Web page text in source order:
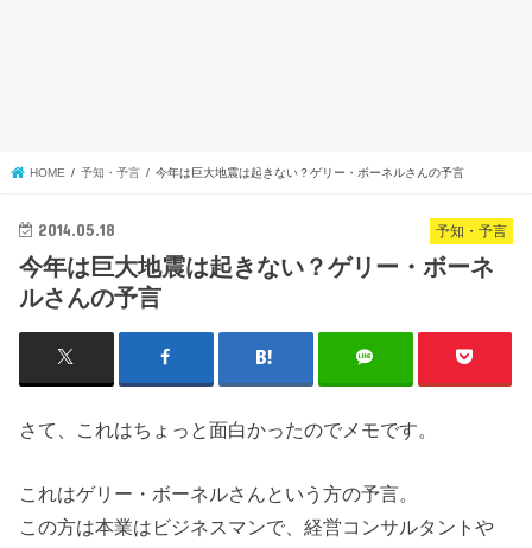
HOME 予知・予言 今年は巨大地震は起きない？ゲリー・ボーネルさんの予言
予知・予言
2014.05.18
今年は巨大地震は起きない？ゲリー・ボーネ
ルさんの予言
さて、これはちょっと面白かったのでメモです。
これはゲリー・ボーネルさんという方の予言。
この方は本業はビジネスマンで、経営コンサルタントや